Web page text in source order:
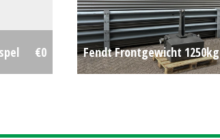
€0 Fendt Frontgewicht 1250kg